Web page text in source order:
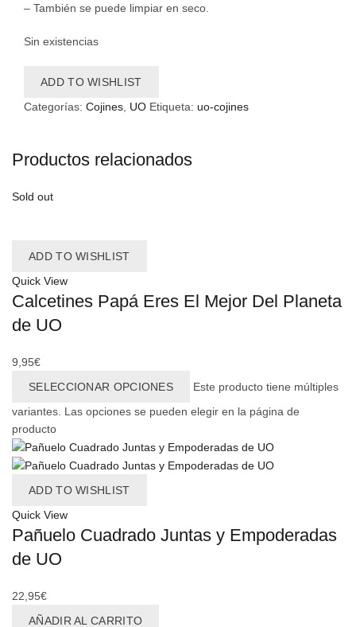
– También se puede limpiar en seco.
Sin existencias
ADD TO WISHLIST
Categorías: Cojines UO Etiqueta: uo-cojines
Productos relacionados
Sold out
ADD TO WISHLIST
Quick View
Calcetines Papá Eres El Mejor Del Planeta
de UO
9,95€
SELECCIONAR OPCIONES
Este producto tiene múltiples
variantes. Las opciones se pueden elegir en la página de
producto
ADD TO WISHLIST
Quick View
Pañuelo Cuadrado Juntas y Empoderadas
de UO
22,95€
AÑADIR AL CARRITO